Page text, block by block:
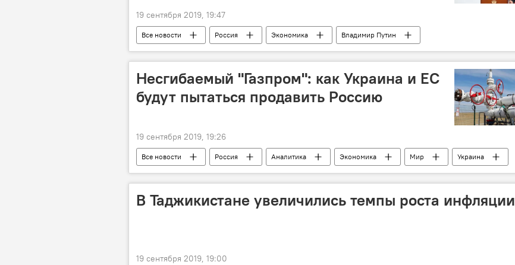
19 сентября 2019, 19:47
Все новости Россия Экономика Владимир Путин
Несгибаемый "Газпром": как Украина и ЕС
будут пытаться продавить Россию
19 сентября 2019, 19:26
Все новости Россия Аналитика Экономика Мир
Украина
транзит
В Таджикистане увеличились темпы роста инфляции
19 сентября 2019, 19:00